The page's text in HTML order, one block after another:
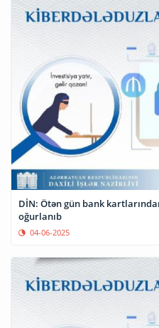
DİN: Ötən gün bank
oğurlanıb
04-06-2025